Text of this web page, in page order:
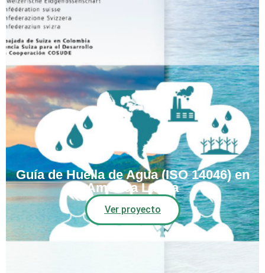
Guía de Huella de Agua (ISO 14046) en
América Latina
Ver proyecto